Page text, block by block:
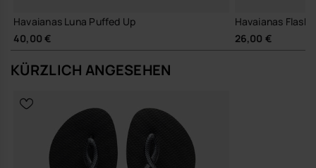
Du kannst die Luna Sandale zu leichten Sommerkleidern, locker
metallisch schimmernden Riemen fügen sich unkompliziert in deine
Garderobe ein und geben schlichten Outfits eine klare, gepflegte
Qualität und Verantwortung
Robuste, langlebige Gummisohle und widerstandsfähige
Riemen für viele Saisons im Einsatz
Havaianas Luna Puffed Up
40,00 €
Havaianas Flash
26,00 €
KÜRZLICH ANGESEHEN